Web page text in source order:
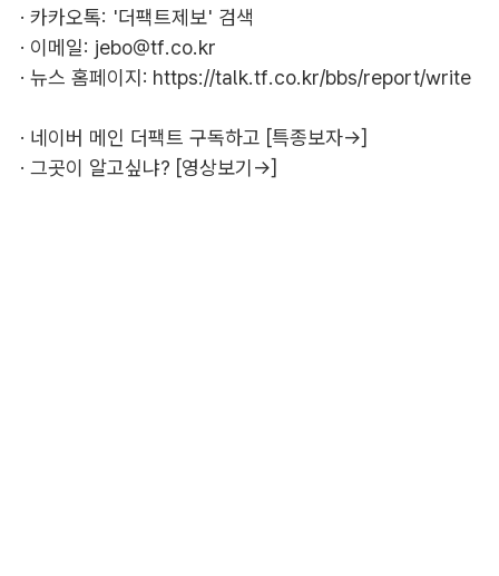
· 카카오톡: '더팩트제보' 검색
· 이메일: jebo@tf.co.kr
· 뉴스 홈페이지: https://talk.tf.co.kr/bbs/report/write
· 네이버 메인 더팩트 구독하고 [특종보자→]
· 그곳이 알고싶냐? [영상보기→]